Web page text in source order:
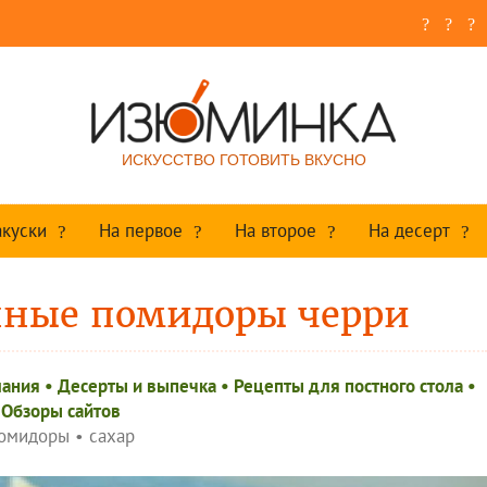
ИСКУССТВО ГОТОВИТЬ ВКУСНО
На первое На второе На десерт
помидоры черри
• Десерты и выпечка• Рецепты для постного стола•
Обзоры сайтов
• сахар